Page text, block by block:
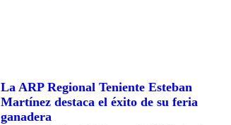
La ARP Regional Teniente Esteban
Martínez destaca el éxito de su feria
ganadera